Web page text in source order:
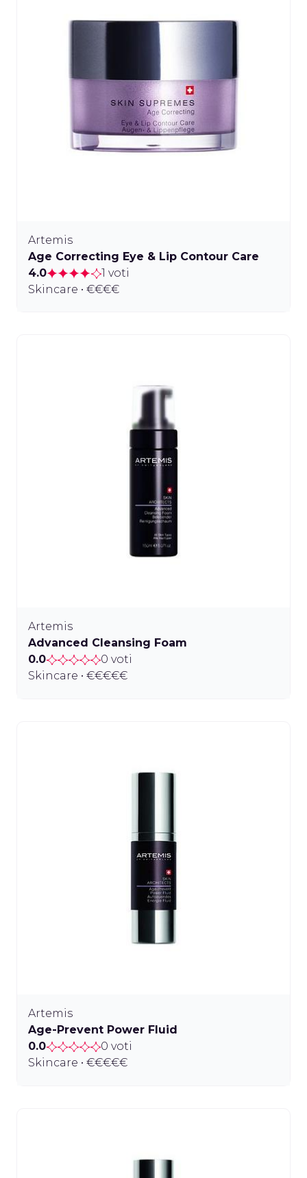
Artemis
Age Correcting Eye & Lip Contour Care
4.0
1 voti
Skincare • €€€€
Artemis
Advanced Cleansing Foam
0.0
0 voti
Skincare • €€€€€
Artemis
Age-Prevent Power Fluid
0.0
0 voti
Skincare • €€€€€